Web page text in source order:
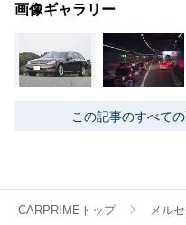
画像ギャラリー
この記事のすべて
CARPRIMEトップ メル